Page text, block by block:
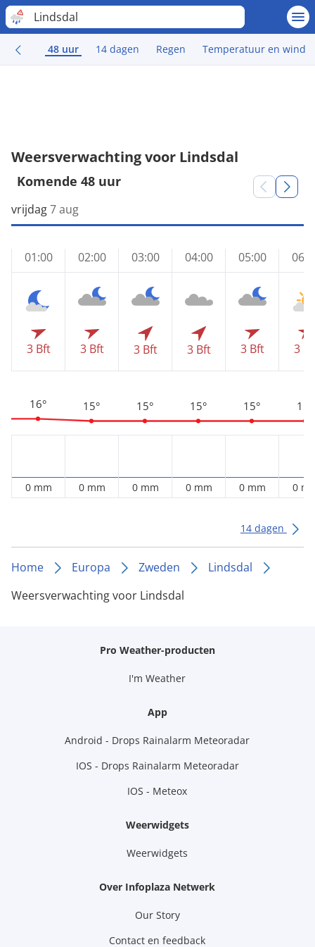
Lindsdal
48 uur 14 dagen Regen Temperatuur en wind
Weersverwachting voor Lindsdal
Komende 48 uur
vrijdag7 aug
01:00
3 Bft
16°
0 mm
02:00
3 Bft
15°
0 mm
03:00
3 Bft
15°
0 mm
04:00
3 Bft
15°
0 mm
05:00
3 Bft
15°
0 mm
3
15°
0
14 dagen
Home Europa Zweden
Lindsdal
Weersverwachting voor Lindsdal
Pro Weather-producten
I'm Weather
App
Android - Drops Rainalarm Meteoradar
IOS - Drops Rainalarm Meteoradar
IOS - Meteox
Weerwidgets
Weerwidgets
Over Infoplaza Netwerk
Our Story
Contact en feedback